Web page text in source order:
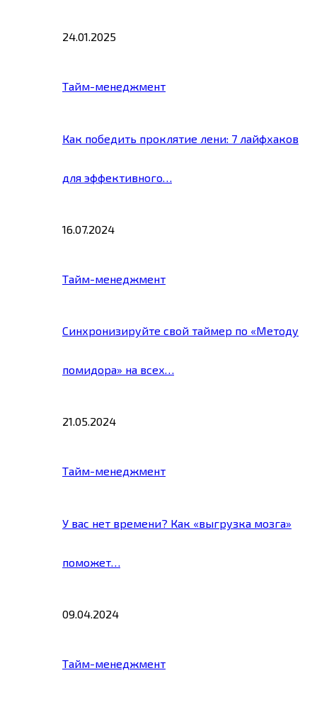
24.01.2025
Тайм-менеджмент
Как победить проклятие лени: 7 лайфхаков
для эффективного…
16.07.2024
Тайм-менеджмент
Синхронизируйте свой таймер по «Методу
помидора» на всех…
21.05.2024
Тайм-менеджмент
У вас нет времени? Как «выгрузка мозга»
поможет…
09.04.2024
Тайм-менеджмент